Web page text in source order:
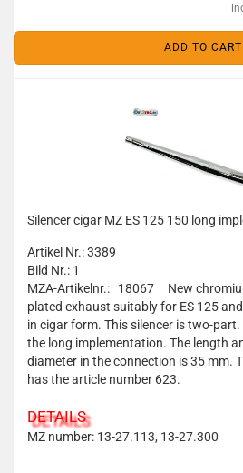
ADD TO CART
Silencer cigar MZ ES 125 150 long
Artikel Nr.: 3389
Bild Nr.: 1
MZA-Artikelnr.: 18067
New
plated exhaust suitably for ES 125 and
in cigar form. This silencer is two-part.
the long implementation. The length
diameter in the connection is 35 mm.
has the article number 623.
DETAILS
MZ number: 13-27.113, 13-27.300